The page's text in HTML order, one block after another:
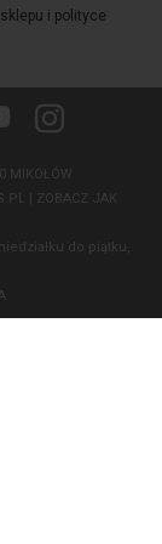
i polityce
YouTube
MIKOŁÓW
ZOBACZ JAK
do piątku,